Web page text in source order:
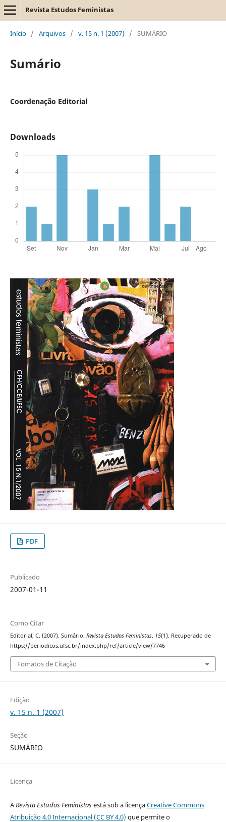
Revista Estudos Feministas
Início / Arquivos / v. 15 n. 1 (2007) / SUMÁRIO
Sumário
Coordenação Editorial
Downloads
PDF
Publicado
2007-01-11
Como Citar
Editorial, C. (2007). Sumário. Revista Estudos Feministas, 15(1). Recuperado de
https://periodicos.ufsc.br/index.php/ref/article/view/7746
Fomatos de Citação
Edição
v. 15 n. 1 (2007)
Seção
SUMÁRIO
Licença
ARevista Estudos Feministasestá sob a licençaCreative Commons
Atribuição 4.0 Internacional (CC BY 4.0) que permite o